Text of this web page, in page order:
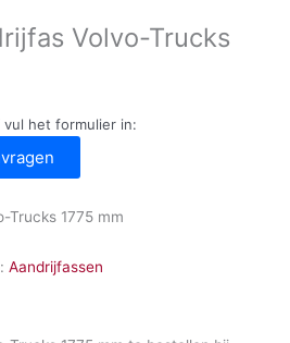
Volvo-Trucks
het formulier in:
Trucks 1775 mm
Aandrijfassen